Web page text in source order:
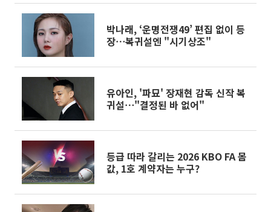
박나래, ‘운명전쟁49’ 편집 없이 등
장⋯복귀설엔 "시기상조"
유아인, '파묘' 장재현 감독 신작 복
귀설⋯"결정된 바 없어"
등급 따라 갈리는 2026 KBO FA 몸
값, 1호 계약자는 누구?